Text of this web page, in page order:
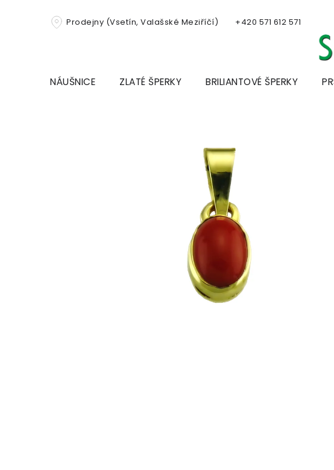
Prodejny (Vsetín, Valašské Meziříčí) +420 571 612 571
NÁUŠNICE ZLATÉ ŠPERKY BRILIANTOVÉ ŠPERKY